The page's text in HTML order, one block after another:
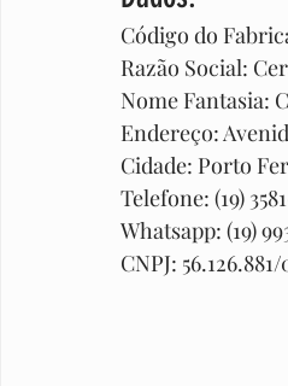
Código do
Razão Social:
Nome Fantasia:
Endereço:
Cidade: Porto
Telefone: (19)
Whatsapp: (19)
CNPJ: